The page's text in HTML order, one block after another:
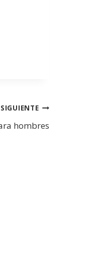
SIGUIENTE
hombres